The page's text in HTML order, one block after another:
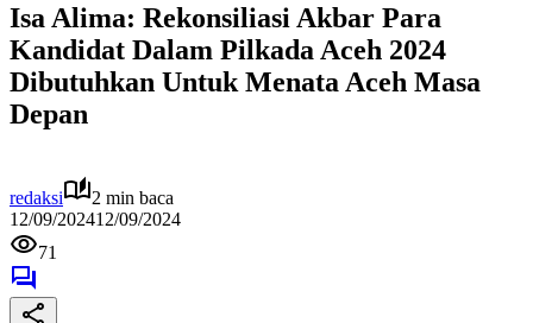
Isa Alima: Rekonsiliasi Akbar Para
Kandidat Dalam Pilkada Aceh 2024
Dibutuhkan Untuk Menata Aceh Masa
Depan
redaksi
2 min baca
12/09/202412/09/2024
71